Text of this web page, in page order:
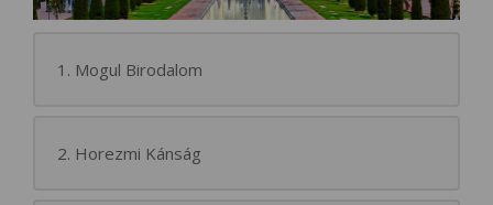
1. Mogul Birodalom
2. Horezmi Kánság